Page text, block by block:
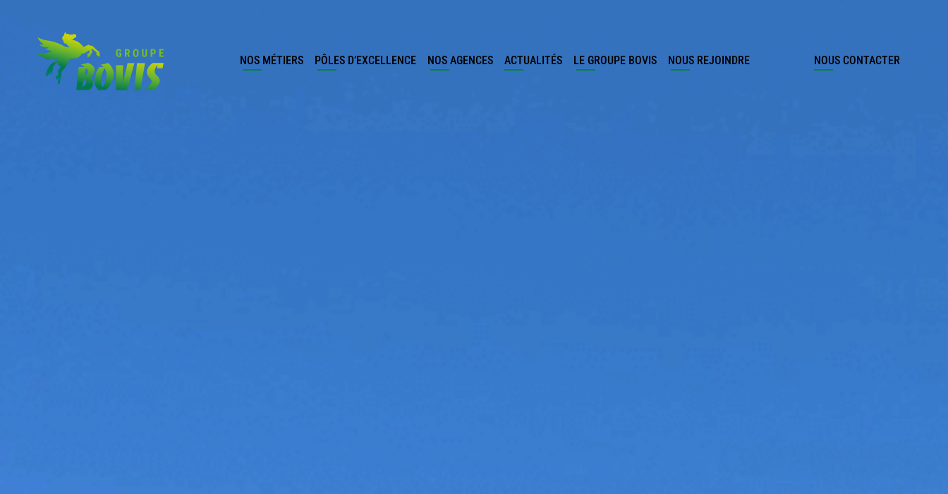
NOS MÉTIERS PÔLES D’EXCELLENCE NOS AGENCES ACTUALITÉS LE GROUPE BOVIS NOUS REJOINDRE NOUS CONTACTER